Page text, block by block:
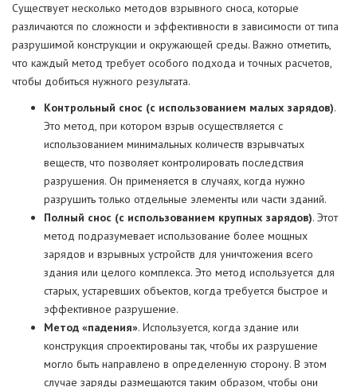
Существует несколько методов взрывного сноса, которые
различаются по сложности и эффективности в зависимости от типа
разрушимой конструкции и окружающей среды. Важно отметить,
что каждый метод требует особого подхода и точных расчетов,
чтобы добиться нужного результата.
Контрольный снос (с использованием малых зарядов).
Это метод, при котором взрыв осуществляется с
использованием минимальных количеств взрывчатых
веществ, что позволяет контролировать последствия
разрушения. Он применяется в случаях, когда нужно
разрушить только отдельные элементы или части зданий.
Полный снос (с использованием крупных зарядов). Этот
метод подразумевает использование более мощных
зарядов и взрывных устройств для уничтожения всего
здания или целого комплекса. Это метод используется для
старых, устаревших объектов, когда требуется быстрое и
эффективное разрушение.
Метод «падения». Используется, когда здание или
конструкция спроектированы так, чтобы их разрушение
могло быть направлено в определенную сторону. В этом
случае заряды размещаются таким образом, чтобы они